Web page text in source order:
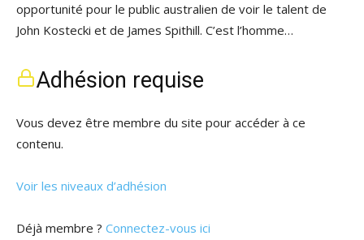
opportunité pour le public australien de voir le talent de
John Kostecki et de James Spithill. C’est l’homme…
Adhésion requise
Vous devez être membre du site pour accéder à ce
contenu.
Voir les niveaux d’adhésion
Déjà membre ? Connectez-vous ici